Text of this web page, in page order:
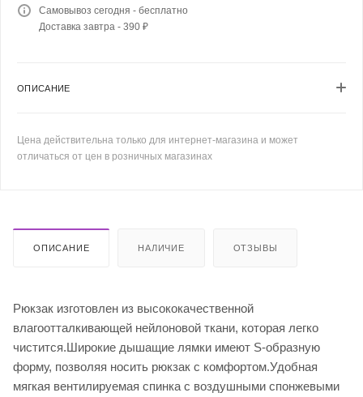
Самовывоз сегодня - бесплатно
Доставка завтра - 390 ₽
ОПИСАНИЕ
Цена действительна только для интернет-магазина и может
отличаться от цен в розничных магазинах
ОПИСАНИЕ НАЛИЧИЕ ОТЗЫВЫ
Рюкзак изготовлен из высококачественной
влагоотталкивающей нейлоновой ткани, которая легко
чистится.Широкие дышащие лямки имеют S-образную
форму, позволяя носить рюкзак с комфортом.Удобная
мягкая вентилируемая спинка с воздушными спонжевыми